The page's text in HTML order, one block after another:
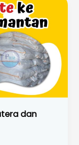
dan